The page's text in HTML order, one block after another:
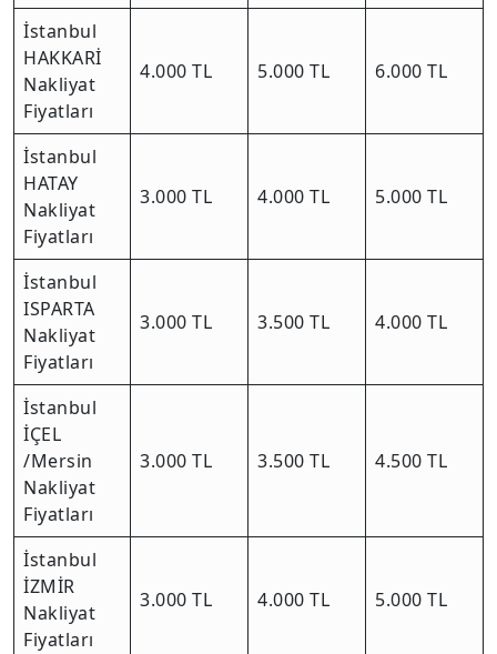
İstanbul
HAKKARİ
Nakliyat
Fiyatları
4.000 TL 5.000 TL 6.000 TL
İstanbul
HATAY
Nakliyat
Fiyatları
3.000 TL 4.000 TL 5.000 TL
İstanbul
ISPARTA
Nakliyat
Fiyatları
3.000 TL 3.500 TL 4.000 TL
İstanbul
İÇEL
/Mersin
Nakliyat
Fiyatları
3.000 TL 3.500 TL 4.500 TL
İstanbul
İZMİR
Nakliyat
Fiyatları
3.000 TL 4.000 TL 5.000 TL